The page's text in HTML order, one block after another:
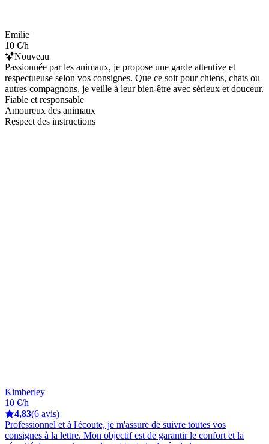
Emilie
10 €/h
Nouveau
Passionnée par les animaux, je propose une garde attentive et
respectueuse selon vos consignes. Que ce soit pour chiens, chats ou
autres compagnons, je veille à leur bien-être avec sérieux et douceur.
Fiable et responsable
Amoureux des animaux
Respect des instructions
Kimberley
10 €/h
4,83(6 avis)
Professionnel et à l'écoute, je m'assure de suivre toutes vos
consignes à la lettre. Mon objectif est de garantir le confort et la